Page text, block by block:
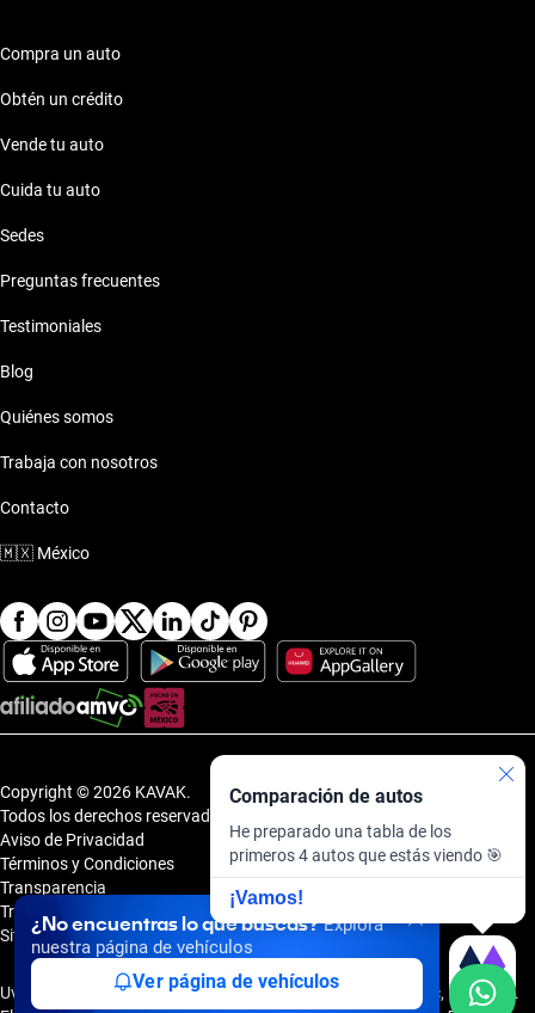
¿No encuentras lo que buscas? Explora
nuestra página de vehículos
Ver página de vehículos
Comparación de autos
He preparado una tabla de los
primeros 4 autos que estás viendo 🎯
¡Vamos!
Compra un auto
Obtén un crédito
Vende tu auto
Cuida tu auto
Sedes
Preguntas frecuentes
Testimoniales
Blog
Quiénes somos
Trabaja con nosotros
Contacto
🇲🇽 México
Copyright © 2026 KAVAK.
Todos los derechos reservados.
Aviso de Privacidad
Términos y Condiciones
Transparencia
Transparencia Financiera
Sitemap
Uvi Tech, S.A.P.I. de C.V., Carretera Amomolulco - Capulhuac, No. 1 Col.